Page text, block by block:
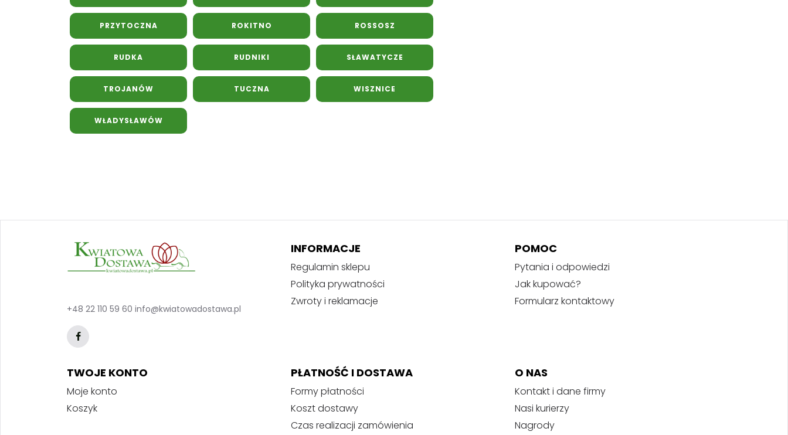
PRZYTOCZNA ROKITNO ROSSOSZ
RUDKA RUDNIKI SŁAWATYCZE
TROJANÓW TUCZNA WISZNICE
WŁADYSŁAWÓW
+48 22 110 59 60 info@kwiatowadostawa.pl
INFORMACJE
Regulamin sklepu
Polityka prywatności
Zwroty i reklamacje
POMOC
Pytania i odpowiedzi
Jak kupować?
Formularz kontaktowy
TWOJE KONTO
Moje konto
Koszyk
PŁATNOŚĆ I DOSTAWA
Formy płatności
Koszt dostawy
Czas realizacji zamówienia
O NAS
Kontakt i dane firmy
Nasi kurierzy
Nagrody